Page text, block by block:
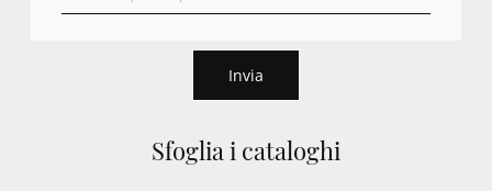
Sfoglia i cataloghi
Invia